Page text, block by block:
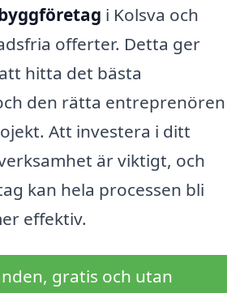
i Kolsva och
offerter. Detta ger
hitta det bästa
den rätta entreprenören
Att investera i ditt
är viktigt, och
kan hela processen bli
effektiv.
gratis och utan